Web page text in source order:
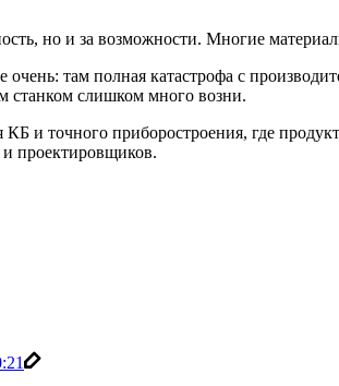
но и за возможности. Многие
очень: там полная катастрофа с
станком слишком много возни.
и точного приборостроения, где
проектировщиков.